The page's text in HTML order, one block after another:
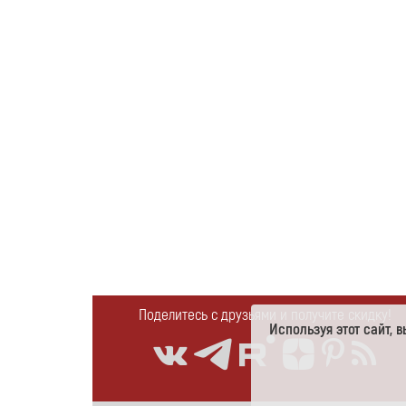
Используя этот
Поделитесь с друзьями и получите скидку!